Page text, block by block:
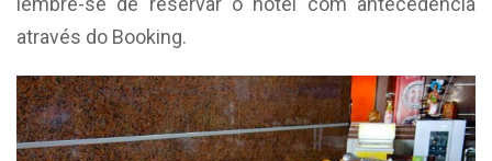
através do Booking.